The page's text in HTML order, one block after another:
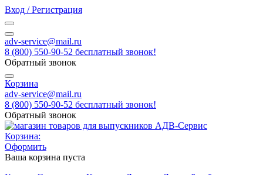
Вход / Регистрация
adv-service@mail.ru
8 (800) 550-90-52 бесплатный звонок!
Обратный звонок
Корзина
adv-service@mail.ru
8 (800) 550-90-52 бесплатный звонок!
Обратный звонок
Корзина:
Оформить
Ваша корзина пуста